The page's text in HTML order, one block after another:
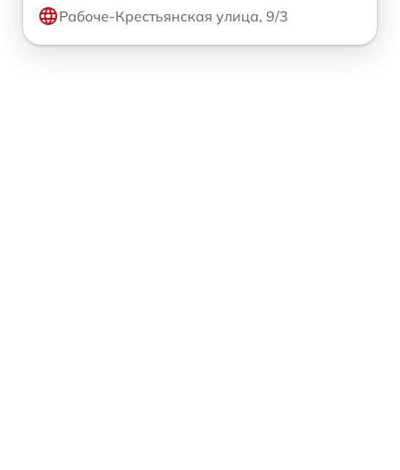
Рабоче-Крестьянская улица, 9/3